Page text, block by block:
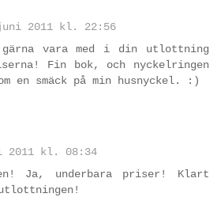
2011 kl. 22:56
vara med i din utlottning
Fin bok, och nyckelringen
en smäck på min husnyckel. :)
2011 kl. 08:34
Ja, underbara priser! Klart
utlottningen!